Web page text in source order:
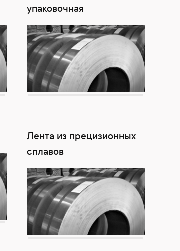
упаковочная
Лента из прецизионных
сплавов